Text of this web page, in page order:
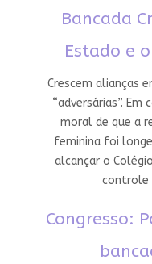
Bancada
Estado e
Crescem alianças
“adversárias”.
moral de que a
feminina foi
alcançar o
controle
Congresso: